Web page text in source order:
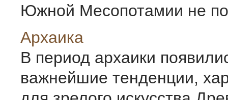
Южной Месопотамии не
Архаика
В период архаики
важнейшие тенден­ции,